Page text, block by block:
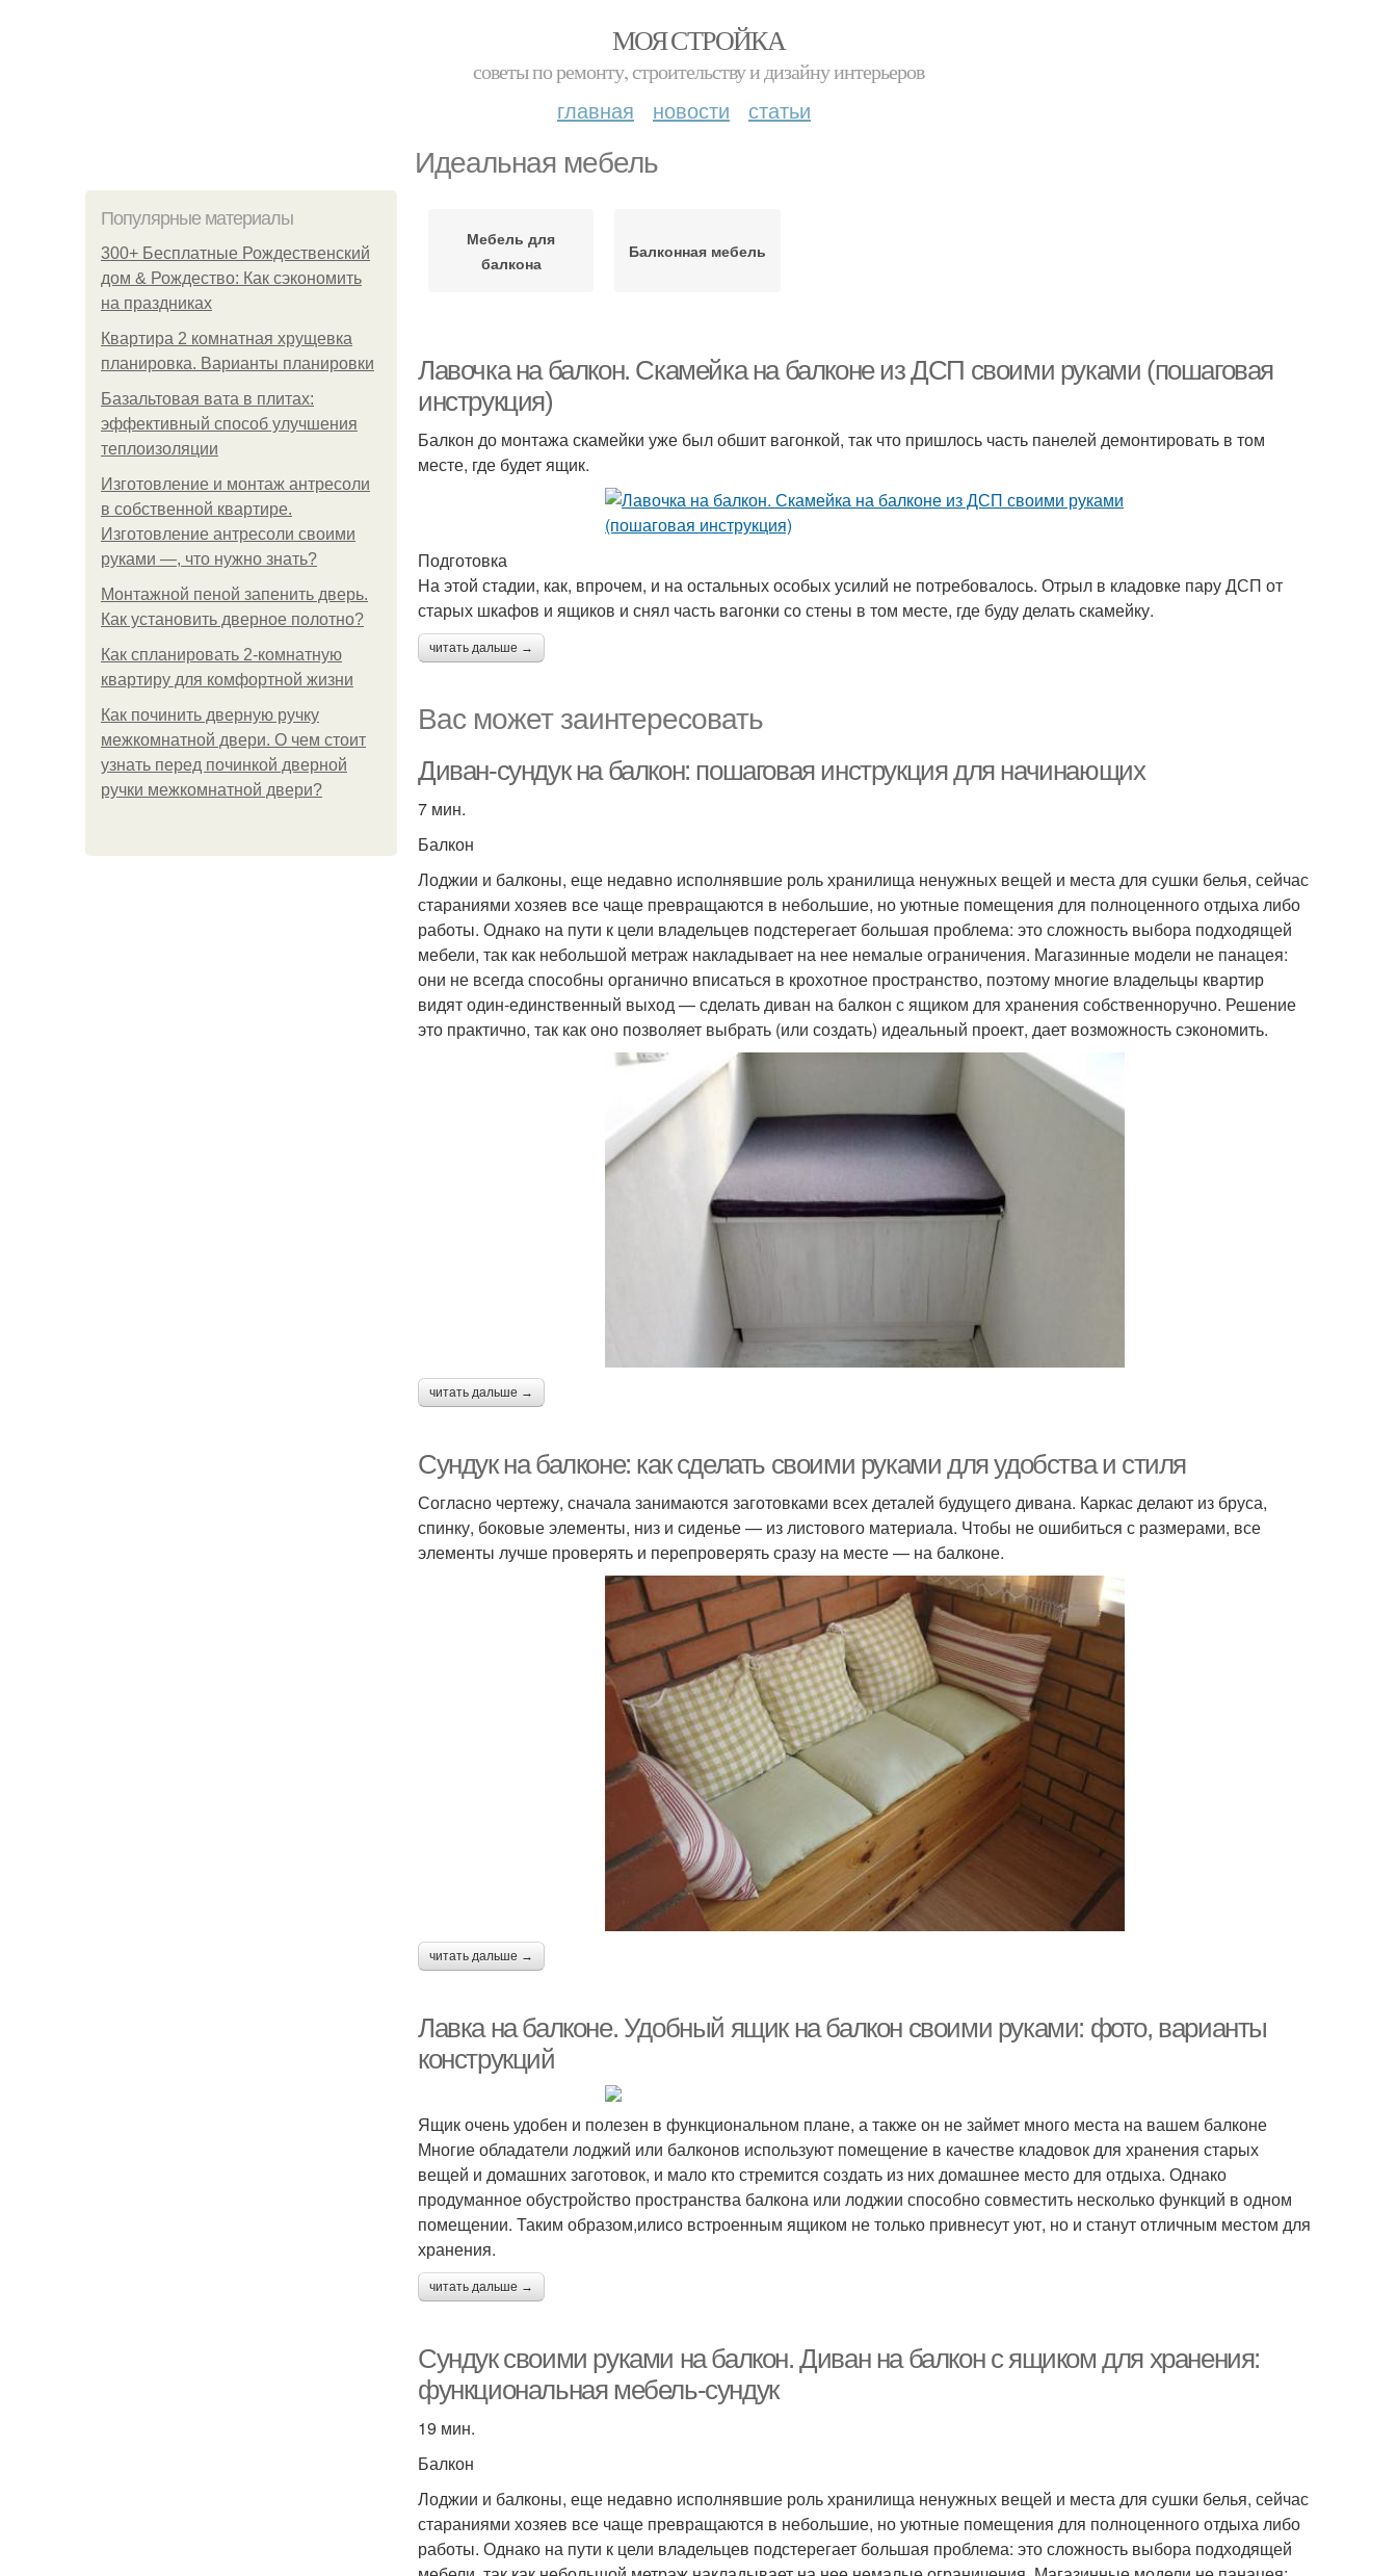
МОЯ СТРОЙКА
советы по ремонту, строительству и дизайну интерьеров
главная новости статьи
Идеальная мебель
Популярные материалы
300+ Бесплатные Рождественский
дом & Рождество: Как сэкономить
на праздниках
Квартира 2 комнатная хрущевка
планировка. Варианты планировки
Базальтовая вата в плитах:
эффективный способ улучшения
теплоизоляции
Изготовление и монтаж антресоли
в собственной квартире.
Изготовление антресоли своими
руками —, что нужно знать?
Монтажной пеной запенить дверь.
Как установить дверное полотно?
Как спланировать 2-комнатную
квартиру для комфортной жизни
Как починить дверную ручку
межкомнатной двери. О чем стоит
узнать перед починкой дверной
ручки межкомнатной двери?
Мебель для
балкона
Балконная мебель
Лавочка на балкон. Скамейка на балконе из ДСП своими руками (пошаговая
инструкция)
Балкон до монтажа скамейки уже был обшит вагонкой, так что пришлось часть панелей демонтировать в том
месте, где будет ящик.
Подготовка
На этой стадии, как, впрочем, и на остальных особых усилий не потребовалось. Отрыл в кладовке пару ДСП от
старых шкафов и ящиков и снял часть вагонки со стены в том месте, где буду делать скамейку.
читать дальше →
Вас может заинтересовать
Диван-сундук на балкон: пошаговая инструкция для начинающих
7 мин.
Балкон
Лоджии и балконы, еще недавно исполнявшие роль хранилища ненужных вещей и места для сушки белья, сейчас
стараниями хозяев все чаще превращаются в небольшие, но уютные помещения для полноценного отдыха либо
работы. Однако на пути к цели владельцев подстерегает большая проблема: это сложность выбора подходящей
мебели, так как небольшой метраж накладывает на нее немалые ограничения. Магазинные модели не панацея:
они не всегда способны органично вписаться в крохотное пространство, поэтому многие владельцы квартир
видят один-единственный выход — сделать диван на балкон с ящиком для хранения собственноручно. Решение
это практично, так как оно позволяет выбрать (или создать) идеальный проект, дает возможность сэкономить.
читать дальше →
Сундук на балконе: как сделать своими руками для удобства и стиля
Согласно чертежу, сначала занимаются заготовками всех деталей будущего дивана. Каркас делают из бруса,
спинку, боковые элементы, низ и сиденье — из листового материала. Чтобы не ошибиться с размерами, все
элементы лучше проверять и перепроверять сразу на месте — на балконе.
читать дальше →
Лавка на балконе. Удобный ящик на балкон своими руками: фото, варианты
конструкций
Ящик очень удобен и полезен в функциональном плане, а также он не займет много места на вашем балконе
Многие обладатели лоджий или балконов используют помещение в качестве кладовок для хранения старых
вещей и домашних заготовок, и мало кто стремится создать из них домашнее место для отдыха. Однако
продуманное обустройство пространства балкона или лоджии способно совместить несколько функций в одном
помещении. Таким образом,илисо встроенным ящиком не только привнесут уют, но и станут отличным местом для
хранения.
читать дальше →
Сундук своими руками на балкон. Диван на балкон с ящиком для хранения:
функциональная мебель-сундук
19 мин.
Балкон
Лоджии и балконы, еще недавно исполнявшие роль хранилища ненужных вещей и места для сушки белья, сейчас
стараниями хозяев все чаще превращаются в небольшие, но уютные помещения для полноценного отдыха либо
работы. Однако на пути к цели владельцев подстерегает большая проблема: это сложность выбора подходящей